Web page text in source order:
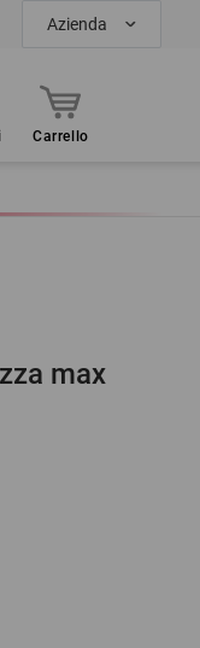
Azienda
Carrello
max